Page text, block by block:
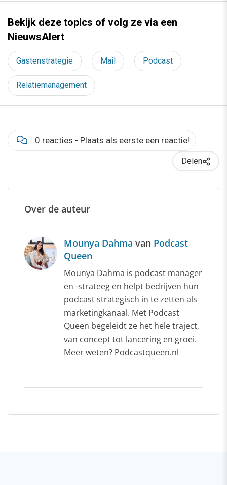
Bekijk deze topics of volg ze via een
NieuwsAlert
Gastenstrategie Mail Podcast
Relatiemanagement
0 reacties - Plaats als eerste een reactie!
Delen
Over de auteur
Mounya Dahma van Podcast
Queen
Mounya Dahma is podcast manager
en -strateeg en helpt bedrijven hun
podcast strategisch in te zetten als
marketingkanaal. Met Podcast
Queen begeleidt ze het hele traject,
van concept tot lancering en groei.
Meer weten? Podcastqueen.nl